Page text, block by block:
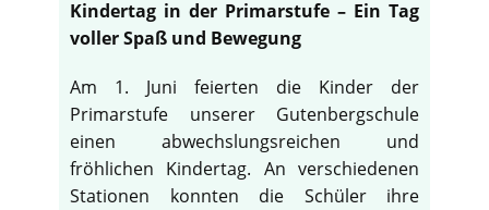
Kindertag in der Primarstufe – Ein Tag
voller Spaß und Bewegung
Am 1. Juni feierten die Kinder der
Primarstufe unserer Gutenbergschule
einen abwechslungsreichen und
fröhlichen Kindertag. An verschiedenen
Stationen konnten die Schüler ihre